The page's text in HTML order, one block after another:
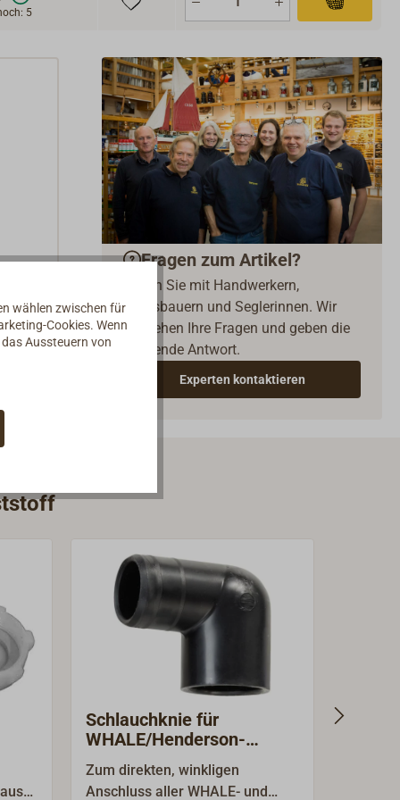
5
bis
Fragen zum Artikel?
Reden Sie mit Handwerkern,
Bootsbauern und Seglerinnen. Wir
verstehen Ihre Fragen und geben die
passende Antwort.
Experten kontaktieren
Schlauchknie für
WHALE/Henderson-
Pumpen/Ventile
Zum direkten, winkligen
Anschluss aller WHALE- und
wählen zwischen für
Cookies. Wenn
Aussteuern von